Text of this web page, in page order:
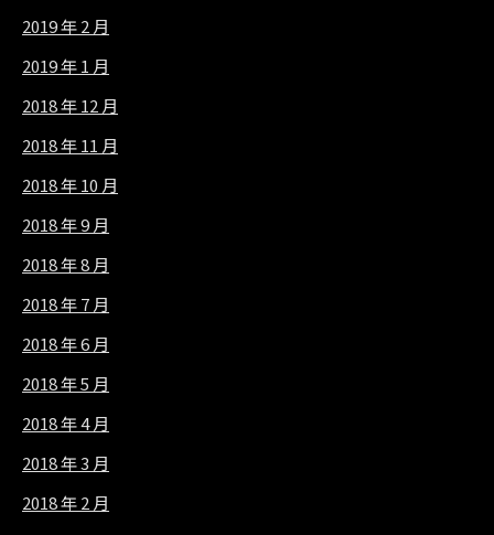
2019 年 2 月
2019 年 1 月
2018 年 12 月
2018 年 11 月
2018 年 10 月
2018 年 9 月
2018 年 8 月
2018 年 7 月
2018 年 6 月
2018 年 5 月
2018 年 4 月
2018 年 3 月
2018 年 2 月